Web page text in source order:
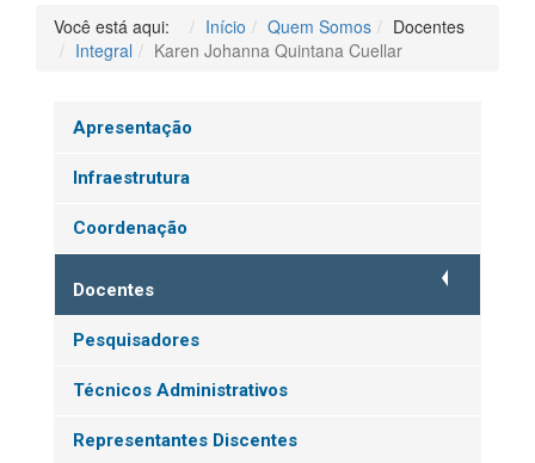
Você está aqui: Início Quem Somos
Docentes
Integral
Karen Johanna Quintana Cuellar
Apresentação
Infraestrutura
Coordenação
Docentes
Pesquisadores
Técnicos Administrativos
Representantes Discentes